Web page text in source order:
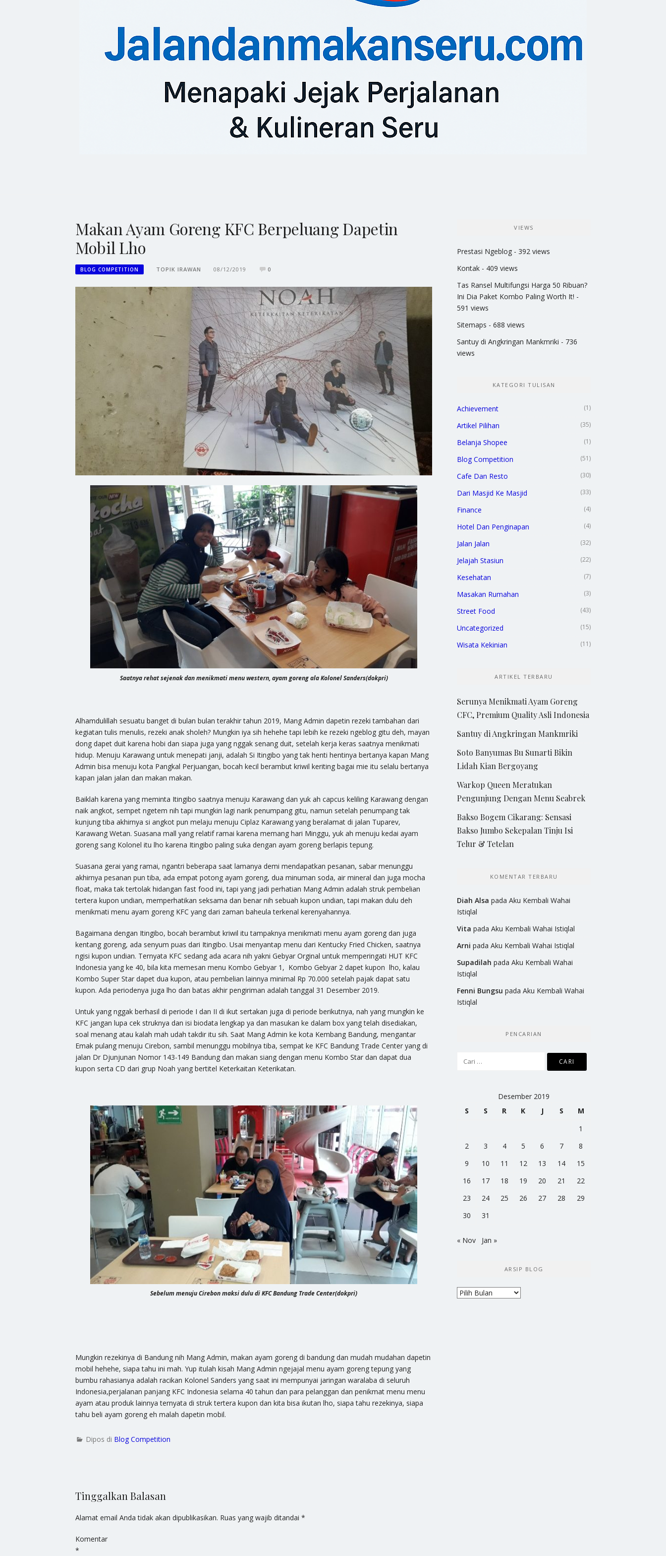
Makan Ayam Goreng KFC Berpeluang Dapetin
Mobil Lho
BLOG COMPETITION TOPIK IRAWAN 08/12/2019 0
Saatnya rehat sejenak dan menikmati menu western, ayam goreng ala Kolonel Sanders(dokpri)
Alhamdulillah sesuatu banget di bulan bulan terakhir tahun 2019, Mang Admin dapetin rezeki tambahan dari
kegiatan tulis menulis, rezeki anak sholeh? Mungkin iya sih hehehe tapi lebih ke rezeki ngeblog gitu deh, mayan
dong dapet duit karena hobi dan siapa juga yang nggak senang duit, setelah kerja keras saatnya menikmati
hidup. Menuju Karawang untuk menepati janji, adalah Si Itingibo yang tak henti hentinya bertanya kapan Mang
Admin bisa menuju kota Pangkal Perjuangan, bocah kecil berambut kriwil keriting bagai mie itu selalu bertanya
kapan jalan jalan dan makan makan.
Baiklah karena yang meminta Itingibo saatnya menuju Karawang dan yuk ah capcus keliling Karawang dengan
naik angkot, sempet ngetem nih tapi mungkin lagi narik penumpang gitu, namun setelah penumpang tak
kunjung tiba akhirnya si angkot pun melaju menuju Ciplaz Karawang yang beralamat di jalan Tuparev,
Karawang Wetan. Suasana mall yang relatif ramai karena memang hari Minggu, yuk ah menuju kedai ayam
goreng sang Kolonel itu lho karena Itingibo paling suka dengan ayam goreng berlapis tepung.
Suasana gerai yang ramai, ngantri beberapa saat lamanya demi mendapatkan pesanan, sabar menunggu
akhirnya pesanan pun tiba, ada empat potong ayam goreng, dua minuman soda, air mineral dan juga mocha
float, maka tak tertolak hidangan fast food ini, tapi yang jadi perhatian Mang Admin adalah struk pembelian
tertera kupon undian, memperhatikan seksama dan benar nih sebuah kupon undian, tapi makan dulu deh
menikmati menu ayam goreng KFC yang dari zaman baheula terkenal kerenyahannya.
Bagaimana dengan Itingibo, bocah berambut kriwil itu tampaknya menikmati menu ayam goreng dan juga
kentang goreng, ada senyum puas dari Itingibo. Usai menyantap menu dari Kentucky Fried Chicken, saatnya
ngisi kupon undian. Ternyata KFC sedang ada acara nih yakni Gebyar Orginal untuk memperingati HUT KFC
Indonesia yang ke 40, bila kita memesan menu Kombo Gebyar 1, Kombo Gebyar 2 dapet kupon lho, kalau
Kombo Super Star dapet dua kupon, atau pembelian lainnya minimal Rp 70.000 setelah pajak dapat satu
kupon. Ada periodenya juga lho dan batas akhir pengiriman adalah tanggal 31 Desember 2019.
Untuk yang nggak berhasil di periode I dan II di ikut sertakan juga di periode berikutnya, nah yang mungkin ke
KFC jangan lupa cek struknya dan isi biodata lengkap ya dan masukan ke dalam box yang telah disediakan,
soal menang atau kalah mah udah takdir itu sih. Saat Mang Admin ke kota Kembang Bandung, mengantar
Emak pulang menuju Cirebon, sambil menunggu mobilnya tiba, sempat ke KFC Bandung Trade Center yang di
jalan Dr Djunjunan Nomor 143-149 Bandung dan makan siang dengan menu Kombo Star dan dapat dua
kupon serta CD dari grup Noah yang bertitel Keterkaitan Keterikatan.
Sebelum menuju Cirebon maksi dulu di KFC Bandung Trade Center(dokpri)
Mungkin rezekinya di Bandung nih Mang Admin, makan ayam goreng di bandung dan mudah mudahan dapetin
mobil hehehe, siapa tahu ini mah. Yup itulah kisah Mang Admin ngejajal menu ayam goreng tepung yang
bumbu rahasianya adalah racikan Kolonel Sanders yang saat ini mempunyai jaringan waralaba di seluruh
Indonesia,perjalanan panjang KFC Indonesia selama 40 tahun dan para pelanggan dan penikmat menu menu
ayam atau produk lainnya ternyata di struk tertera kupon dan kita bisa ikutan lho, siapa tahu rezekinya, siapa
tahu beli ayam goreng eh malah dapetin mobil.
Dipos di Blog Competition
Tinggalkan Balasan
Alamat email Anda tidak akan dipublikasikan. Ruas yang wajib ditandai *
Komentar
*
VIEWS
Prestasi Ngeblog - 392 views
Kontak - 409 views
Tas Ransel Multifungsi Harga 50 Ribuan?
Ini Dia Paket Kombo Paling Worth It! -
591 views
Sitemaps - 688 views
Santuy di Angkringan Mankmriki - 736
views
KATEGORI TULISAN
Achievement (1)
Artikel Pilihan (35)
Belanja Shopee (1)
Blog Competition (51)
Cafe Dan Resto (30)
Dari Masjid Ke Masjid (33)
Finance (4)
Hotel Dan Penginapan (4)
Jalan Jalan (32)
Jelajah Stasiun (22)
Kesehatan (7)
Masakan Rumahan (3)
Street Food (43)
Uncategorized (15)
Wisata Kekinian (11)
ARTIKEL TERBARU
Serunya Menikmati Ayam Goreng
CFC, Premium Quality Asli Indonesia
Santuy di Angkringan Mankmriki
Soto Banyumas Bu Sunarti Bikin
Lidah Kian Bergoyang
Warkop Queen Meratukan
Pengunjung Dengan Menu Seabrek
Bakso Bogem Cikarang: Sensasi
Bakso Jumbo Sekepalan Tinju Isi
Telur & Tetelan
KOMENTAR TERBARU
Diah Alsa pada Aku Kembali Wahai
Istiqlal
Vita pada Aku Kembali Wahai Istiqlal
Arni pada Aku Kembali Wahai Istiqlal
Supadilah pada Aku Kembali Wahai
Istiqlal
Fenni Bungsu pada Aku Kembali Wahai
Istiqlal
PENCARIAN
Cari
Desember 2019
S
S R K J S
M
1
2
3 4 5 6 7
8
9
10 11 12 13 14
15
16
17 18 19 20 21
22
23
24 25 26 27 28
29
30
31
« Nov Jan »
ARSIP BLOG
Arsip